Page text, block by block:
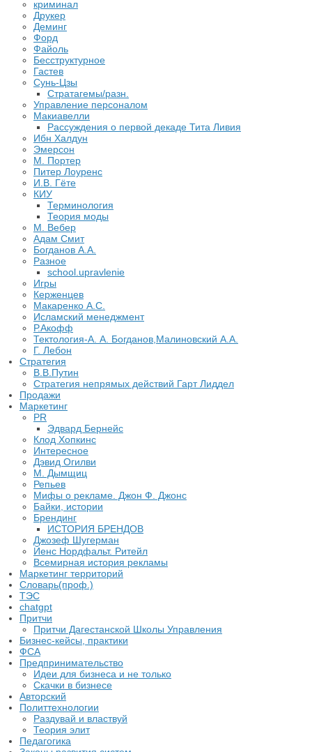
криминал
Друкер
Деминг
Форд
Файоль
Бесструктурное
Гастев
Сунь-Цзы
Стратагемы/разн.
Управление персоналом
Макиавелли
Рассуждения о первой декаде Тита Ливия
Ибн Халдун
Эмерсон
М. Портер
Питер Лоуренс
И.В. Гёте
КИУ
Терминология
Теория моды
М. Вебер
Адам Смит
Богданов А.А.
Разное
school.upravlenie
Игры
Керженцев
Макаренко А.С.
Исламский менеджмент
Р.Акофф
Тектология-А. А. Богданов,Малиновский А.А.
​Г. Лебон
Стратегия
В.В.Путин
​Стратегия непрямых действий Гарт Лиддел
Продажи
Маркетинг
PR
Эдвард Бернейс
Клод Хопкинс
Интересное
Дэвид Огилви
М. Дымщиц
Репьев
Мифы о рекламе. Джон Ф. Джонс
Байки, истории
Брендинг
ИСТОРИЯ БРЕНДОВ
Джозеф Шугерман
​Йенс Нордфальт. Ритейл
Всемирная история рекламы
Маркетинг территорий
Словарь(проф.)
ТЭС
chatgpt
Притчи
Притчи Дагестанской Школы Управления
Бизнес-кейсы, практики
ФСА
Предпринимательство
Идеи для бизнеса и не только
Скачки в бизнесе
Авторский
Политтехнологии
Раздувай и властвуй
Теория элит
​Педагогика